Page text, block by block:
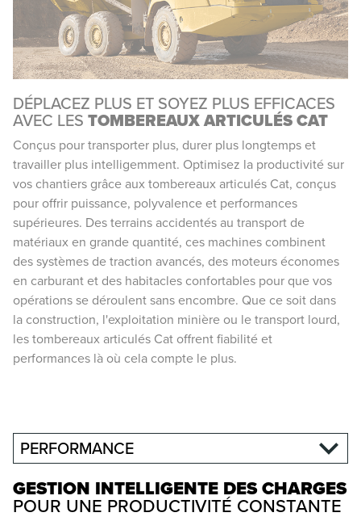
DÉPLACEZ PLUS ET SOYEZ PLUS EFFICACES
AVEC LES TOMBEREAUX ARTICULÉS CAT
Conçus pour transporter plus, durer plus longtemps et
travailler plus intelligemment. Optimisez la productivité sur
vos chantiers grâce aux tombereaux articulés Cat, conçus
pour offrir puissance, polyvalence et performances
supérieures. Des terrains accidentés au transport de
matériaux en grande quantité, ces machines combinent
des systèmes de traction avancés, des moteurs économes
en carburant et des habitacles confortables pour que vos
opérations se déroulent sans encombre. Que ce soit dans
la construction, l'exploitation minière ou le transport lourd,
les tombereaux articulés Cat offrent fiabilité et
performances là où cela compte le plus.
PERFORMANCE
GESTION INTELLIGENTE DES CHARGES
POUR UNE PRODUCTIVITÉ CONSTANTE